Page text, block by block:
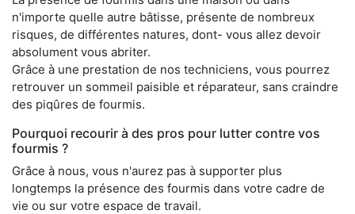
n'importe quelle autre bâtisse, présente de nombreux
risques, de différentes natures, dont- vous allez devoir
absolument vous abriter.
Grâce à une prestation de nos techniciens, vous pourrez
retrouver un sommeil paisible et réparateur, sans craindre
des piqûres de fourmis.
Pourquoi recourir à des pros pour lutter contre vos
fourmis ?
Grâce à nous, vous n'aurez pas à supporter plus
longtemps la présence des fourmis dans votre cadre de
vie ou sur votre espace de travail.